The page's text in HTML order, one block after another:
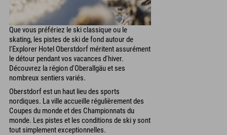
Que vous préfériez le ski classique ou le
skating, les pistes de ski de fond autour de
l'Explorer Hotel Oberstdorf méritent assurément
le détour pendant vos vacances d'hiver.
Découvrez la région d'Oberallgäu et ses
nombreux sentiers variés.
Oberstdorf est un haut lieu des sports
nordiques. La ville accueille régulièrement des
Coupes du monde et des Championnats du
monde. Les pistes et les conditions de ski y sont
tout simplement exceptionnelles.